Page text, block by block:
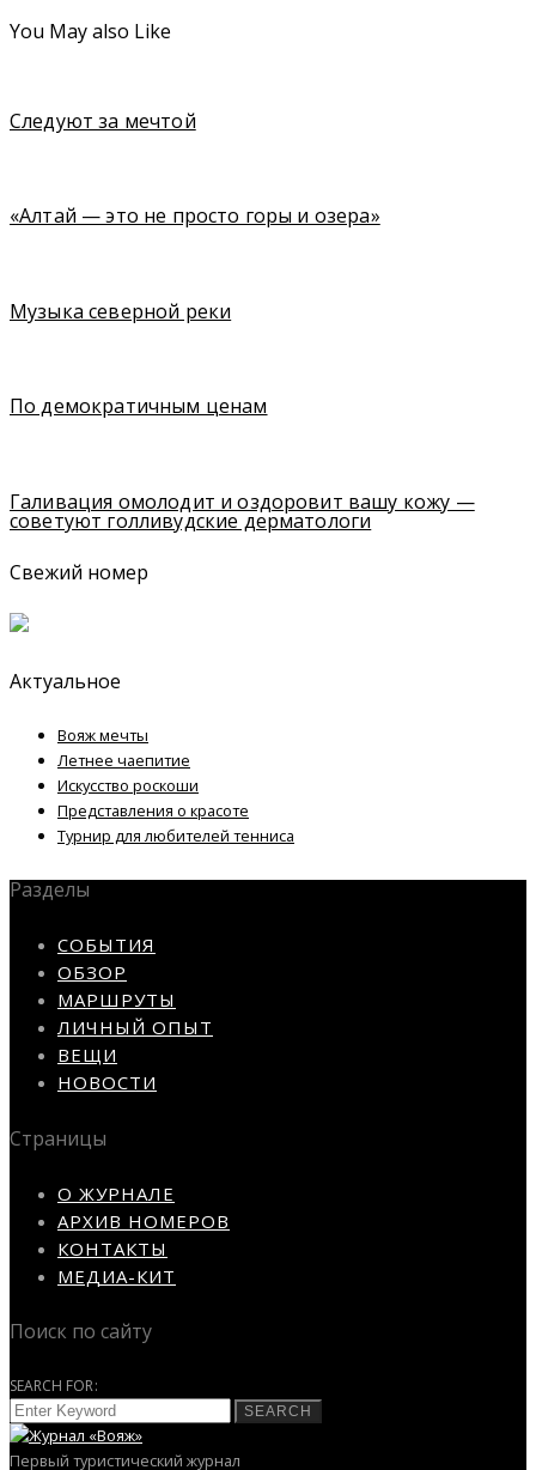
You May also Like
Следуют за мечтой
«Алтай — это не просто горы и озера»
Музыка северной реки
По демократичным ценам
Галивация омолодит и оздоровит вашу кожу —
советуют голливудские дерматологи
Свежий номер
Актуальное
Вояж мечты
Летнее чаепитие
Искусство роскоши
Представления о красоте
Турнир для любителей тенниса
Разделы
СОБЫТИЯ
ОБЗОР
МАРШРУТЫ
ЛИЧНЫЙ ОПЫТ
ВЕЩИ
НОВОСТИ
Страницы
О ЖУРНАЛЕ
АРХИВ НОМЕРОВ
КОНТАКТЫ
МЕДИА-КИТ
Поиск по сайту
SEARCH FOR:
SEARCH
Первый туристический журнал